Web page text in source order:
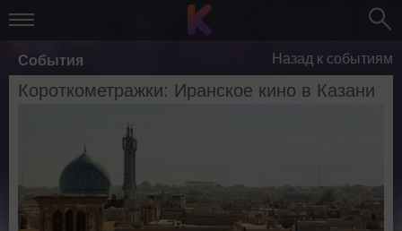
События Назад к событиям
Короткометражки: Иранское кино в Казани